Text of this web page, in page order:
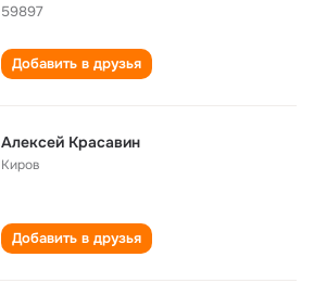
59897
Добавить в друзья
Aлексей Красавин
Киров
Добавить в друзья